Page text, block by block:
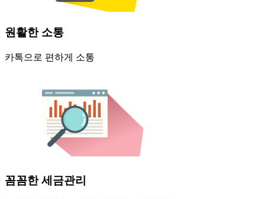
원활한 소통
카톡으로 편하게 소통
꼼꼼한 세금관리